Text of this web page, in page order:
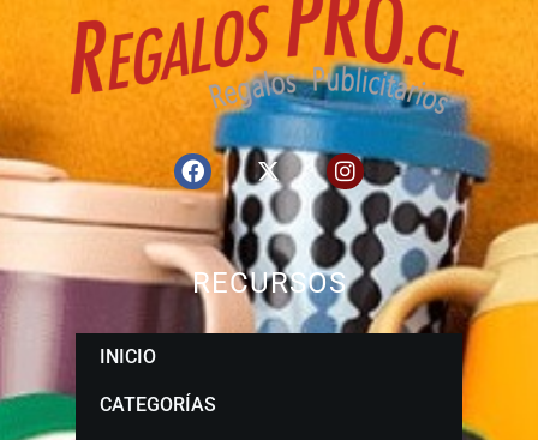
RECURSOS
INICIO
CATEGORÍAS